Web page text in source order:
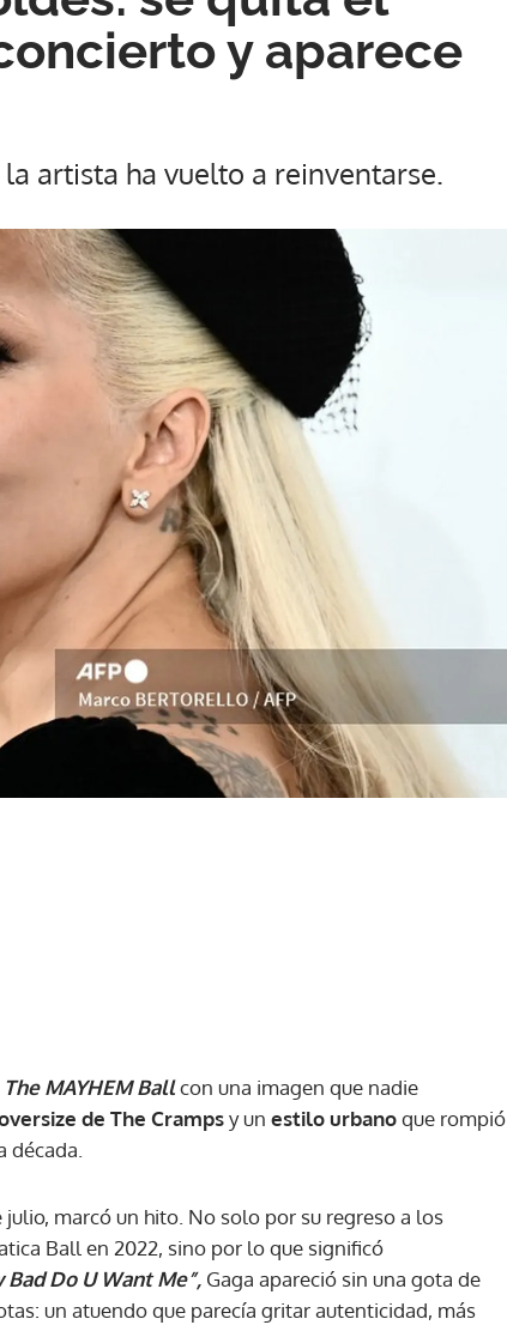
y aparece
artista ha vuelto a reinventarse.
The MAYHEM Ballcon una imagen que nadie
de The Crampsy un estilo urbanoque rompió
julio, marcó un hito. No solo por su regreso a los
Ball en 2022, sino por lo que significó
Bad Do U Want Me”, Gaga apareció sin una gota de
un atuendo que parecía gritar autenticidad, más